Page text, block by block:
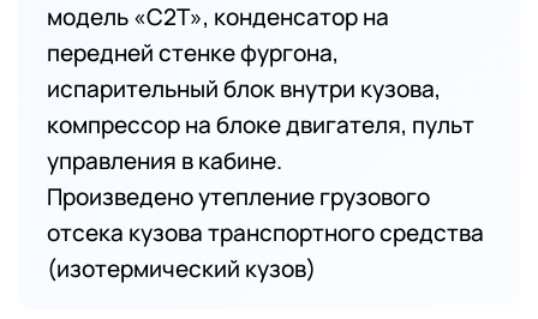
модель «С2Т», конденсатор на
передней стенке фургона,
испарительный блок внутри кузова,
компрессор на блоке двигателя, пульт
управления в кабине.
Произведено утепление грузового
отсека кузова транспортного средства
(изотермический кузов)